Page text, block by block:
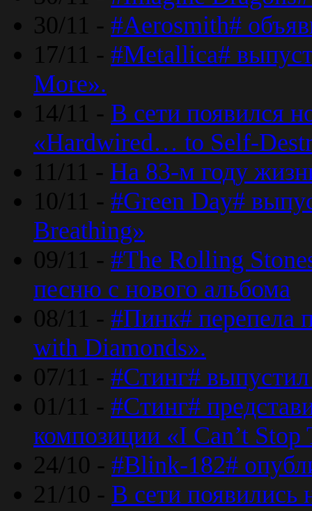
30/11 - #Aerosmith#
17/11 - #Metallica#
More».
14/11 - В сети появился
«Hardwired… to Self-
11/11 - На 83-м году
10/11 - #Green Day#
Breathing»
09/11 - #The Rolling
песню с нового альбома
08/11 - #Пинк# перепела
with Diamonds».
07/11 - #Стинг#
01/11 - #Стинг#
композиции «I Can’t
24/10 - #Blink-182#
21/10 - В сети появились